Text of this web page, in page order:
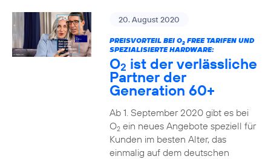
20. August 2020
PREISVORTEIL BEI O2FREE TARIFEN UND
SPEZIALISIERTE HARDWARE:
O2 ist der verlässliche
Partner der
Generation 60+
Ab 1. September 2020 gibt es bei
O2ein neues Angebote speziell für
Kunden im besten Alter, das
einmalig auf dem deutschen